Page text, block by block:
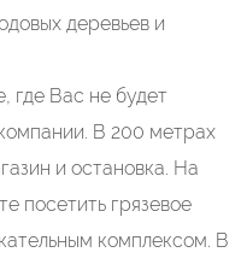
деревьев и
где Вас не будет
В 200 метрах
и остановка. На
посетить грязевое
комплексом. В